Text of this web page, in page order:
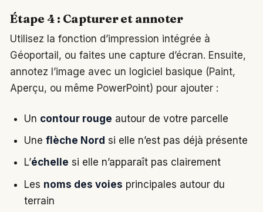
Étape 4 : Capturer et annoter
Utilisez la fonction d’impression intégrée à
Géoportail, ou faites une capture d’écran. Ensuite,
annotez l’image avec un logiciel basique (Paint,
Aperçu, ou même PowerPoint) pour ajouter :
Un contour rouge autour de votre parcelle
Une flèche Nord si elle n’est pas déjà présente
L’échelle si elle n’apparaît pas clairement
Les noms des voies principales autour du
terrain